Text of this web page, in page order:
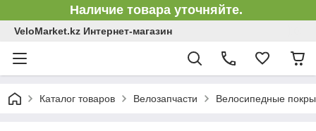
Наличие товара уточняйте.
VeloMarket.kz Интернет-магазин
Каталог товаров Велозапчасти Велосипедные